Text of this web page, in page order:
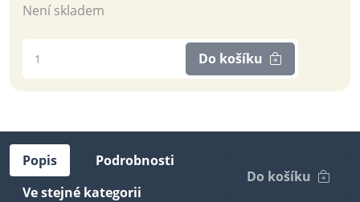
Není skladem
Do košíku
Popis
Podrobnosti
Ve stejné kategorii
Do košíku